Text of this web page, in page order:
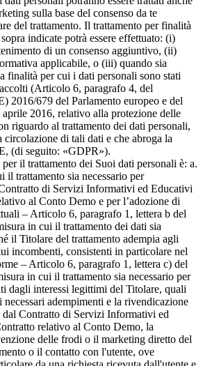
sulla base del consenso da te
del trattamento. Il trattamento per finalità
indicate potrà essere effettuato: (i)
di un consenso aggiuntivo, (ii)
applicabile, o (iii) quando sia
finalità per cui i dati personali sono stati
(Articolo 6, paragrafo 4, del
2016/679 del Parlamento europeo e del
2016, relativo alla protezione delle
riguardo al trattamento dei dati personali,
circolazione di tali dati e che abroga la
(di seguito: «GDPR»).
il trattamento dei Suoi dati personali è: a.
il trattamento sia necessario per
di Servizi Informativi ed Educativi
al Conto Demo e per l’adozione di
– Articolo 6, paragrafo 1, lettera b del
in cui il trattamento dei dati sia
il Titolare del trattamento adempia agli
incombenti, consistenti in particolare nel
– Articolo 6, paragrafo 1, lettera c) del
in cui il trattamento sia necessario per
dagli interessi legittimi del Titolare, quali
necessari adempimenti e la rivendicazione
Contratto di Servizi Informativi ed
relativo al Conto Demo, la
delle frodi o il marketing diretto del
o il contatto con l'utente, ove